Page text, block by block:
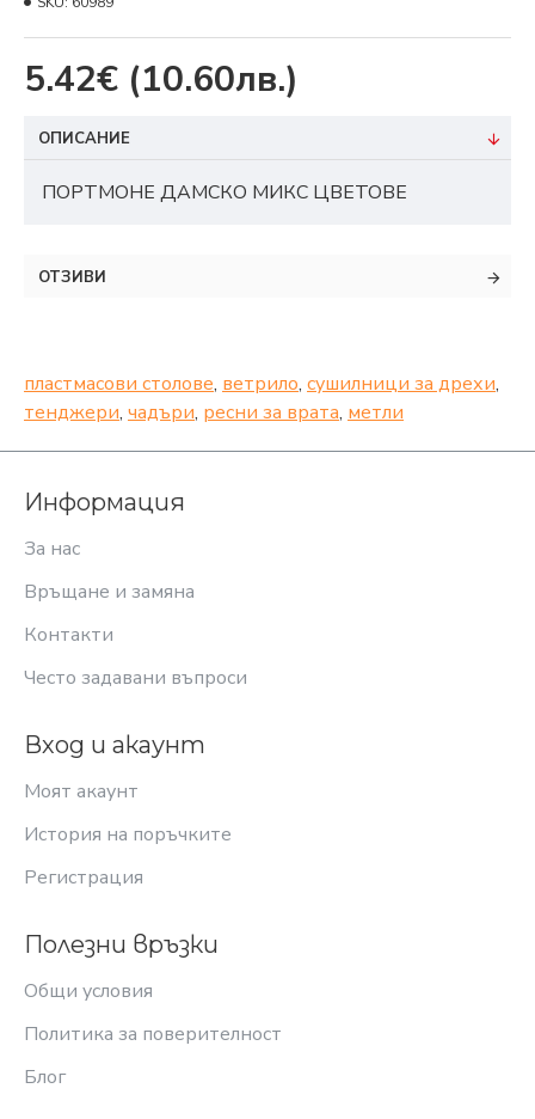
5.42€ (10.60лв.)
ОПИСАНИЕ
ПОРТМОНЕ ДАМСКО МИКС ЦВЕТОВЕ
ОТЗИВИ
пластмасови столове, ветрило, сушилници за дрехи,
тенджери, чадъри, ресни за врата, метли
Информация
За нас
Връщане и замяна
Контакти
Често задавани въпроси
Вход и акаунт
Моят акаунт
История на поръчките
Регистрация
Полезни връзки
Общи условия
Политика за поверителност
Блог